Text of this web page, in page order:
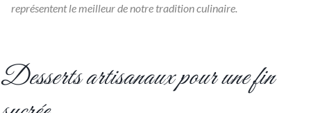
représentent le meilleur de notre tradition culinaire.
Desserts artisanaux pour une fin